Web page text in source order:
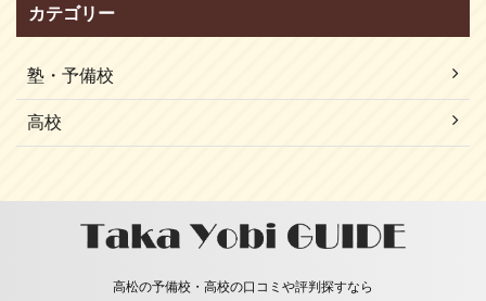
カテゴリー
塾・予備校
高校
高松の予備校・高校の口コミや評判探すなら